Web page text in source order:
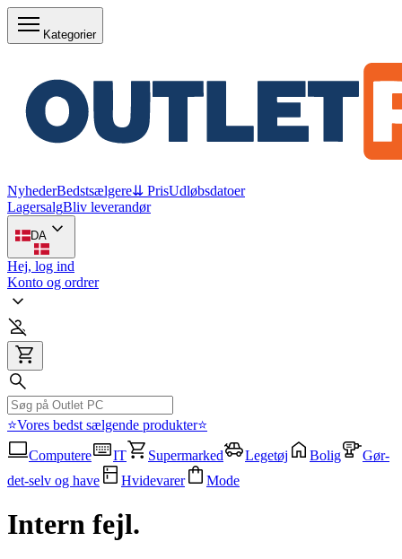
Kategorier
NyhederBedstsælgere⇊ PrisUdløbsdatoer
LagersalgBliv leverandør
DA
Hej, log ind
Konto og ordrer
⭐Vores bedst sælgende produkter⭐
Computere
IT Supermarked Legetøj Bolig
Gør-
det-selv og have
Hvidevarer Mode
Intern fejl.